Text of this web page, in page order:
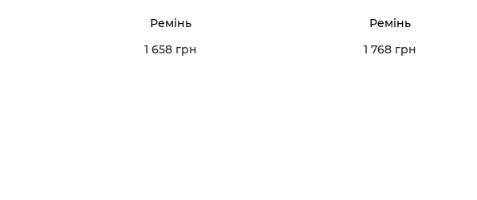
Ремінь
1 658 грн
Ремінь
1 768 грн